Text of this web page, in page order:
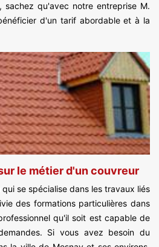
sachez qu'avec notre entreprise M.
d'un tarif abordable et à la
le métier d'un couvreur
se spécialise dans les travaux liés
des formations particulières dans
qu'il soit est capable de
Si vous avez besoin du